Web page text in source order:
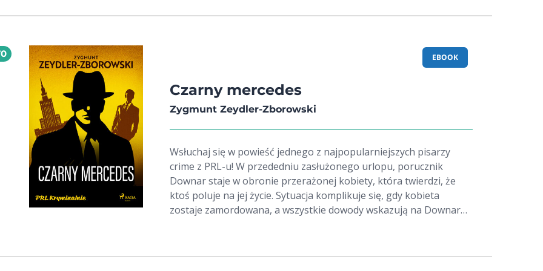
organizację. Misję przerywają pierwsze salwy z pancernika
odzyskać dobre imię i pomścić tych, których kocha najbardziej?
EBOOK
Czarny mercedes
Zygmunt Zeydler-Zborowski
Wsłuchaj się w powieść jednego z najpopularniejszych pisarzy
crime z PRL-u! W przededniu zasłużonego urlopu, porucznik
Downar staje w obronie przerażonej kobiety, która twierdzi, że
ktoś poluje na jej życie. Sytuacja komplikuje się, gdy kobieta
zostaje zamordowana, a wszystkie dowody wskazują na Downara.
dla czytelniczek i czytelników Marka Krajewskiego i Joe Alexa!